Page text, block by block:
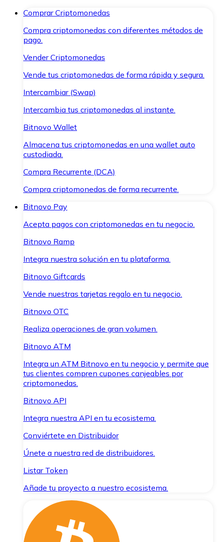
Comprar Criptomonedas
Compra criptomonedas con diferentes métodos de
pago.
Vender Criptomonedas
Vende tus criptomonedas de forma rápida y segura.
Intercambiar (Swap)
Intercambia tus criptomonedas al instante.
Bitnovo Wallet
Almacena tus criptomonedas en una wallet auto
custodiada.
Compra Recurrente (DCA)
Compra criptomonedas de forma recurrente.
Bitnovo Pay
Acepta pagos con criptomonedas en tu negocio.
Bitnovo Ramp
Integra nuestra solución en tu plataforma.
Bitnovo Giftcards
Vende nuestras tarjetas regalo en tu negocio.
Bitnovo OTC
Realiza operaciones de gran volumen.
Bitnovo ATM
Integra un ATM Bitnovo en tu negocio y permite que
tus clientes compren cupones canjeables por
criptomonedas.
Bitnovo API
Integra nuestra API en tu ecosistema.
Conviértete en Distribuidor
Únete a nuestra red de distribuidores.
Listar Token
Añade tu proyecto a nuestro ecosistema.